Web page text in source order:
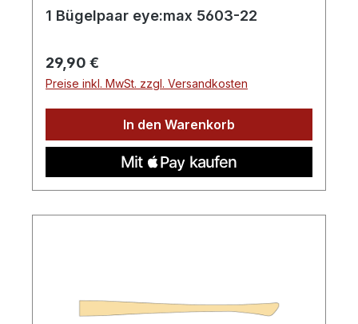
1 Bügelpaar eye:max 5603-22
Regulärer Preis:
29,90 €
Preise inkl. MwSt. zzgl. Versandkosten
In den Warenkorb